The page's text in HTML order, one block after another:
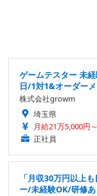
ゲームテスター 未
日/1対1&オーダー
株式会社growm
埼玉県
月給21万5,000円
正社員
「月収30万円以上
ー/未経験OK/研修